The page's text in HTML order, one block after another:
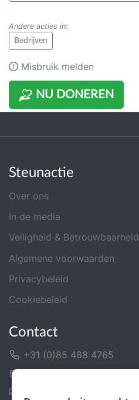
NU DONEREN
Andere acties in:
Bedrijven
Misbruik melden
Steunactie
Over ons
In de media
Veiligheid & Betrouwbaarheid
Algemene voorwaarden
Privacybeleid
Cookiebeleid
Contact
+31 (0)85 488 4765